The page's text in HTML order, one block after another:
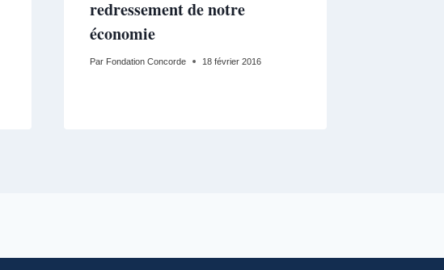
redressement de notre
économie
Par Fondation Concorde 18 février 2016